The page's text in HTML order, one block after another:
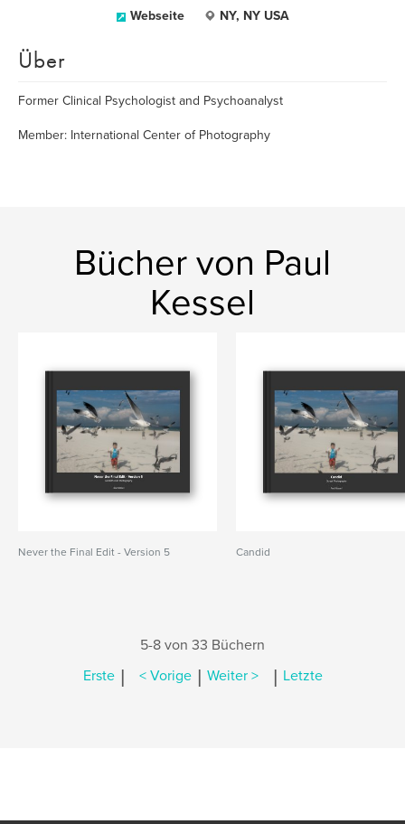
Webseite NY, NY USA
Über
Former Clinical Psychologist and Psychoanalyst
Member: International Center of Photography
Bücher von Paul
Kessel
Never the Final Edit - Version 5 Candid
5-8 von 33 Büchern
Erste | < Vorige | Weiter > | Letzte